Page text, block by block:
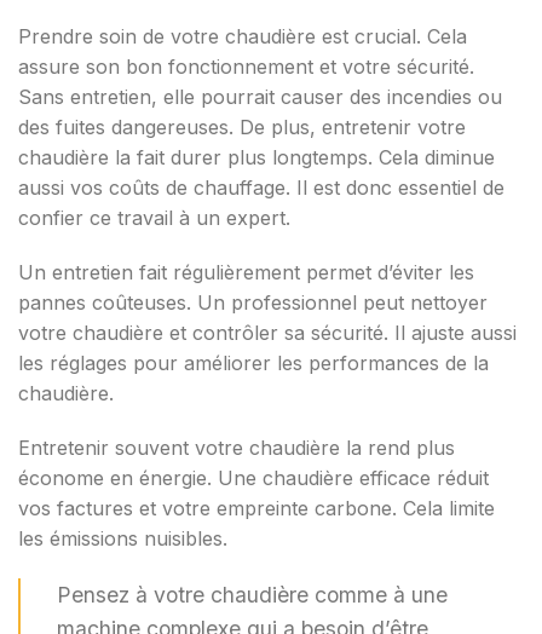
Prendre soin de votre chaudière est crucial. Cela
assure son bon fonctionnement et votre sécurité.
Sans entretien, elle pourrait causer des incendies ou
des fuites dangereuses. De plus, entretenir votre
chaudière la fait durer plus longtemps. Cela diminue
aussi vos coûts de chauffage. Il est donc essentiel de
confier ce travail à un expert.
Un entretien fait régulièrement permet d’éviter les
pannes coûteuses. Un professionnel peut nettoyer
votre chaudière et contrôler sa sécurité. Il ajuste aussi
les réglages pour améliorer les performances de la
chaudière.
Entretenir souvent votre chaudière la rend plus
économe en énergie. Une chaudière efficace réduit
vos factures et votre empreinte carbone. Cela limite
les émissions nuisibles.
Pensez à votre chaudière comme à une
machine complexe qui a besoin d’être